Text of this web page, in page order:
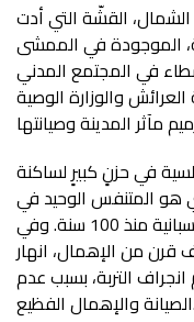
الشمال، القشّة التي أدت
الموجودة في الممشى
في المجتمع المدني
والوزارة الوصية
في حزنٍ كبيرٍ لساكنة
هو المتنفس الوحيد في
العرائش، الَّذِي بني في عهد الحماية الإسبانية منذ 100 سنة. وفي
قرن من الإهمال، انهار
التربة، بسبب عدم
الصيانة والإهمال الفظيع.